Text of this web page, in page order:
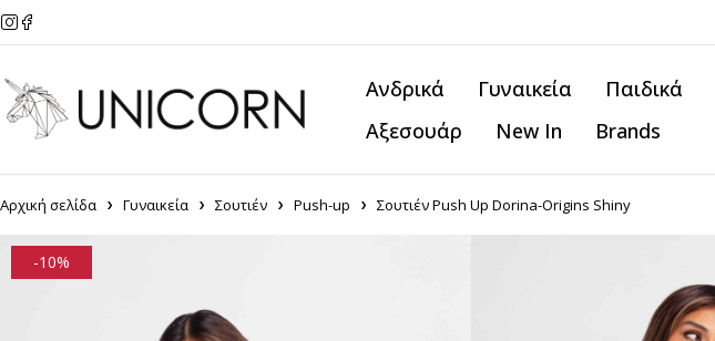
Ανδρικά Γυναικεία Παιδικά
Αξεσουάρ
New In Brands
Αρχική σελίδα Γυναικεία Σουτιέν Push-up Σουτιέν Push Up Dorina-Origins Shiny
-10%